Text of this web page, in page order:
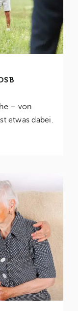
– von
etwas dabei.